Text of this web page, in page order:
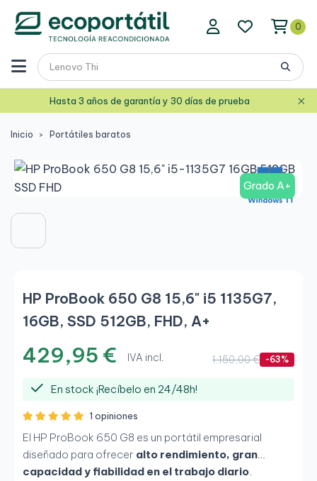
0
Hasta 3 años de garantía y 30 días de prueba ×
Inicio Portátiles baratos
Grado A+
HP ProBook 650 G8 15,6" i5 1135G7,
16GB, SSD 512GB, FHD, A+
429,95 € IVA incl. 1.150,00 € -63%
En stock ¡Recíbelo en 24/48h!
1 opiniones
El HP ProBook 650 G8 es un portátil empresarial
diseñado para ofrecer alto rendimiento, gran
capacidad y fiabilidad en el trabajo diario.